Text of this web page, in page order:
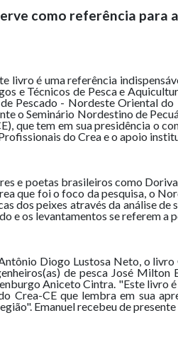
como referência para
livro é uma referência
e Técnicos de Pesca e
Pescado - Nordeste Oriental
o Seminário Nordestino de
que tem em sua presidência o
do Crea e o apoio
e poetas brasileiros como
que foi o foco da pesquisa, o
dos peixes através da análise
e os levantamentos se referem a
Diogo Lustosa Neto, o
de pesca José
Aniceto Cintra. "Este livro
Crea-CE que lembra em sua
Emanuel recebeu de